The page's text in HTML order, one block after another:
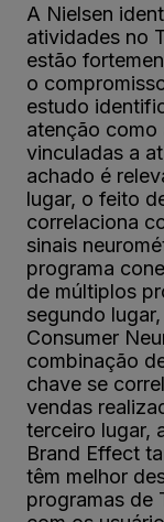
A Nielsen
atividades no
estão
o
estudo
atenção como
vinculadas a
achado é
lugar, o feito
correlaciona
sinais
programa
de múltiplos
segundo
Consumer
combinação
chave se
vendas
terceiro lugar,
Brand Effect
têm melhor
programas de